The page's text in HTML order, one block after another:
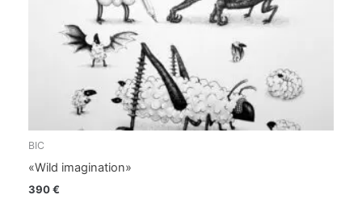
BIC
«Wild imagination»
390€